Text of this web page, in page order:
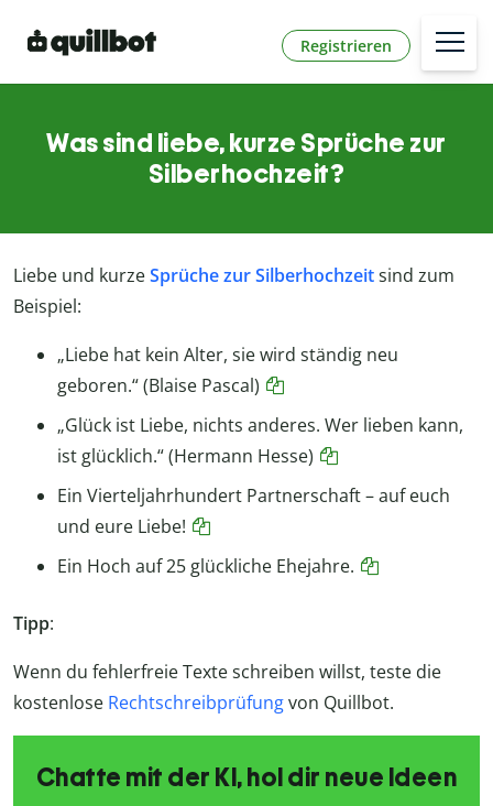
Registrieren
Was sind liebe, kurze Sprüche zur
Silberhochzeit?
Liebe und kurzeSprüche zur Silberhochzeitsind zum
Beispiel:
„Liebe hat kein Alter, sie wird ständig neu
geboren.“ (Blaise Pascal)
„Glück ist Liebe, nichts anderes. Wer lieben kann,
ist glücklich.“ (Hermann Hesse)
Ein Vierteljahrhundert Partnerschaft – auf euch
und eure Liebe!
Ein Hoch auf 25 glückliche Ehejahre.
Tipp:
Wenn du fehlerfreie Texte schreiben willst, teste die
kostenlose Rechtschreibprüfungvon Quillbot.
Chatte mit der KI, hol dir neue Ideen